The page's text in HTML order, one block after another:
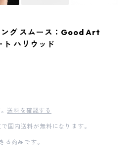
グ スムース：Good Art
ハリウッド
送料を確認する
国内送料が無料になります。
る商品です。